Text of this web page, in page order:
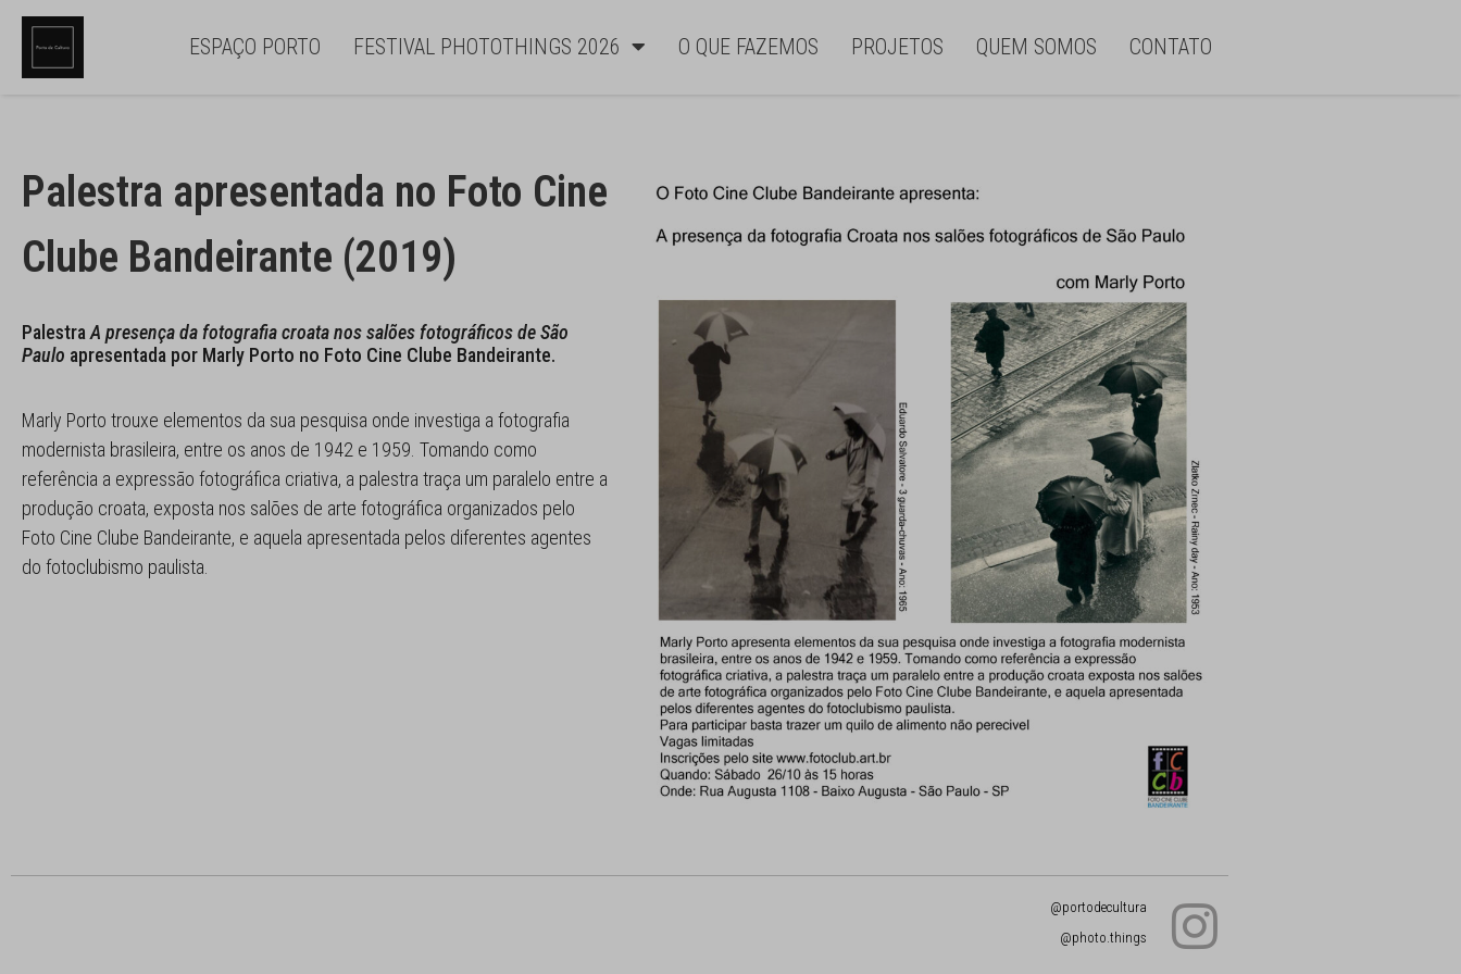
ESPAÇO PORTO FESTIVAL PHOTOTHINGS 2026 O QUE FAZEMOS PROJETOS QUEM SOMOS CONTATO
Palestra apresentada no Foto Cine
Clube Bandeirante (2019)
Palestra A presença da fotografia croata nos salões fotográficos de São
Paulo apresentada por Marly Porto no Foto Cine Clube Bandeirante.
Marly Porto trouxe elementos da sua pesquisa onde investiga a fotografia
modernista brasileira, entre os anos de 1942 e 1959. Tomando como
referência a expressão fotográfica criativa, a palestra traça um paralelo entre a
produção croata, exposta nos salões de arte fotográfica organizados pelo
Foto Cine Clube Bandeirante, e aquela apresentada pelos diferentes agentes
do fotoclubismo paulista.
@portodecultura
@photo.things